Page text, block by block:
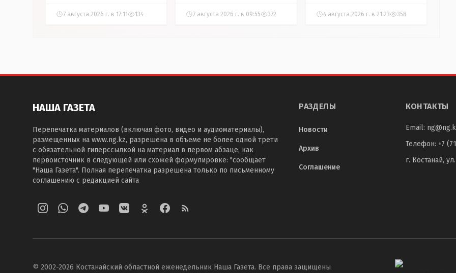
7 августа 2026 г. в 17:11 134 7 августа 2026 г. в 09:55 372 4 августа 2026 г. в 21:23 358
НАША ГАЗЕТА
Перепечатка материалов (включая фото, видео и аудиоматериалы),
размещенных на www.ng.kz, разрешена в объеме не более одной трети
с обязательной гиперссылкой на материал в первом абзаце, как
первоисточник в следующей или схожей формулировке: "сообщает
"Наша Газета". Полная перепечатка разрешена только по письменному
соглашению с редакцией сайта
РАЗДЕЛЫ
Новости
Архив
Соглашение
КОНТАКТЫ
Email:
Телефон: +7
г. Костанай,
© 2002-2026 Костанайский областной еженедельник Наша Газета. Все права защищены